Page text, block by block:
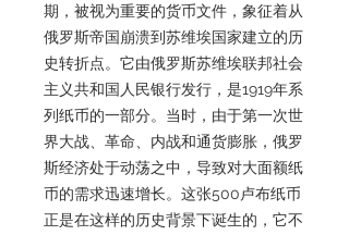
期，被视为重要的货币文件，象征着从
俄罗斯帝国崩溃到苏维埃国家建立的历
史转折点。它由俄罗斯苏维埃联邦社会
主义共和国人民银行发行，是1919年系
列纸币的一部分。当时，由于第一次世
界大战、革命、内战和通货膨胀，俄罗
斯经济处于动荡之中，导致对大面额纸
币的需求迅速增长。这张500卢布纸币
正是在这样的历史背景下诞生的，它不